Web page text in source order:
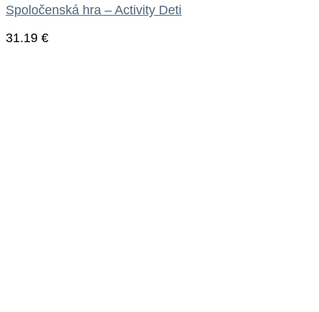
Spoločenská hra – Activity Deti
31.19 €